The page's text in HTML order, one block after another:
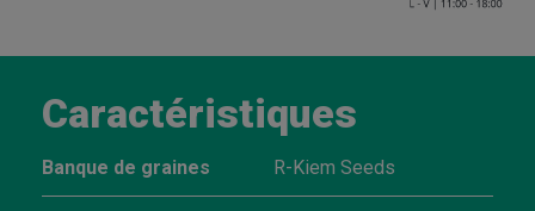
Caractéristiques
Banque de graines R-Kiem Seeds